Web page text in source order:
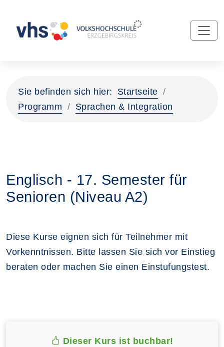
Sie befinden sich hier:
Startseite
Programm
Sprachen & Integration
Englisch - 17. Semester für
Senioren (Niveau A2)
Diese Kurse eignen sich für Teilnehmer mit
Vorkenntnissen. Bitte lassen Sie sich vor Einstieg
beraten oder machen Sie einen Einstufungstest.
Dieser Kurs ist buchbar!